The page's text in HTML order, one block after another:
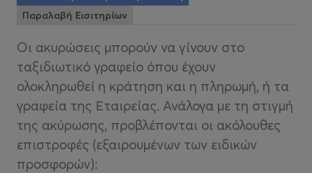
Παραλαβή Εισιτηρίων
Οι ακυρώσεις μπορούν να γίνουν στο
ταξιδιωτικό γραφείο όπου έχουν
ολοκληρωθεί η κράτηση και η πληρωμή, ή τα
γραφεία της Εταιρείας. Ανάλογα με τη στιγμή
της ακύρωσης, προβλέπονται οι ακόλουθες
επιστροφές (εξαιρουμένων των ειδικών
προσφορών):